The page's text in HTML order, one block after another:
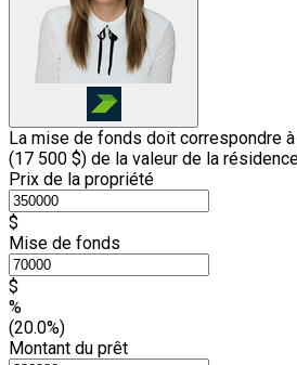
La mise de fonds doit correspondre
(17 500 $) de la valeur de la
Prix de la propriété
$
Mise de fonds
$
%
(20.0%)
Montant du prêt